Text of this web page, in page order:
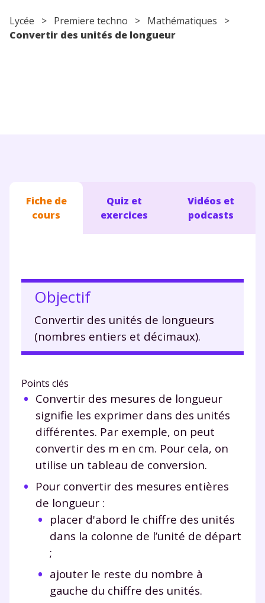
Lycée > Premiere techno > Mathématiques >
Convertir des unités de longueur
Fiche de
cours
Quiz et
exercices
Vidéos et
podcasts
Objectif
Convertir des unités de longueurs
(nombres entiers et décimaux).
Points clés
Convertir des mesures de longueur
signifie les exprimer dans des unités
différentes. Par exemple, on peut
convertir des m en cm. Pour cela, on
utilise un tableau de conversion.
Pour convertir des mesures entières
de longueur :
placer d'abord le chiffre des unités
dans la colonne de l’unité de départ
;
ajouter le reste du nombre à
gauche du chiffre des unités.